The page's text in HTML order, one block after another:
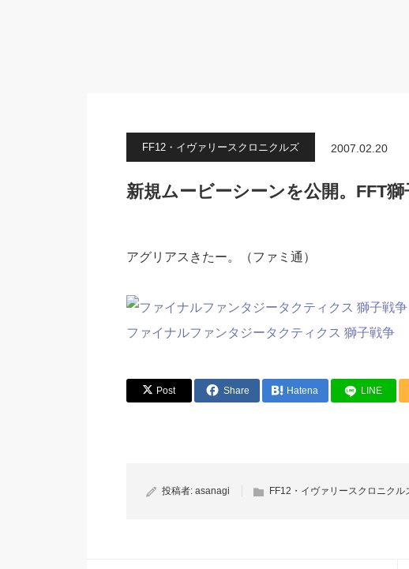
FF12・イヴァリースクロニクルズ 2007.02.20
新規ムービーシーンを公開。FFT獅
アグリアスきたー。（ファミ通）
ファイナルファンタジータクティクス 獅子戦争
Post Share Hatena LINE
投稿者: asanagi FF12・イヴァリースクロニクル